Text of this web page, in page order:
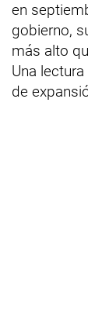
en
gobierno,
más alto
Una
de